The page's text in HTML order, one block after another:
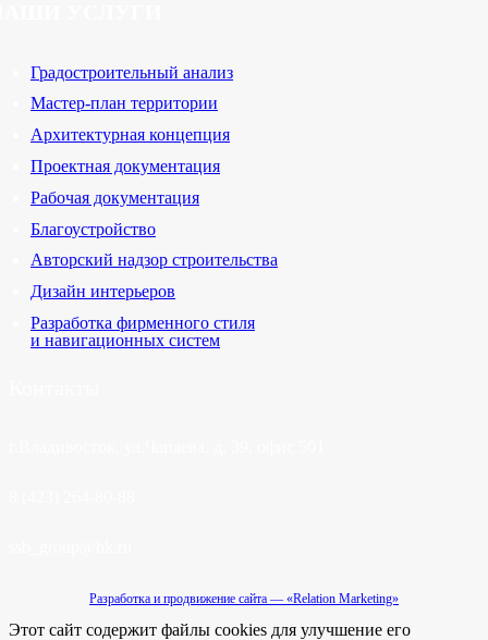
Градостроительный анализ
Мастер-план территории
Архитектурная концепция
Проектная документация
Рабочая документация
Благоустройство
Авторский надзор строительства
Дизайн интерьеров
Разработка фирменного стиля
и навигационных систем
Разработка и продвижение сайта — «Relation Marketing»
Этот сайт содержит файлы cookies для улучшение его